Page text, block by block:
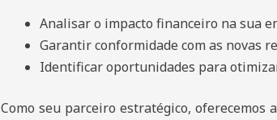
Analisar o impacto financeiro na sua
Garantir conformidade com as novas
Identificar oportunidades para
Como seu parceiro estratégico, oferecemos